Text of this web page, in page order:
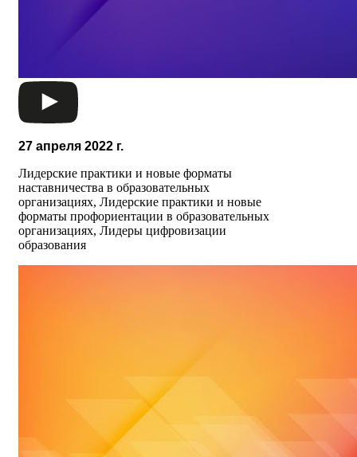
27 апреля 2022 г.
Лидерские практики и новые форматы
наставничества в образовательных
организациях, Лидерские практики и новые
форматы профориентации в образовательных
организациях, Лидеры цифровизации
образования